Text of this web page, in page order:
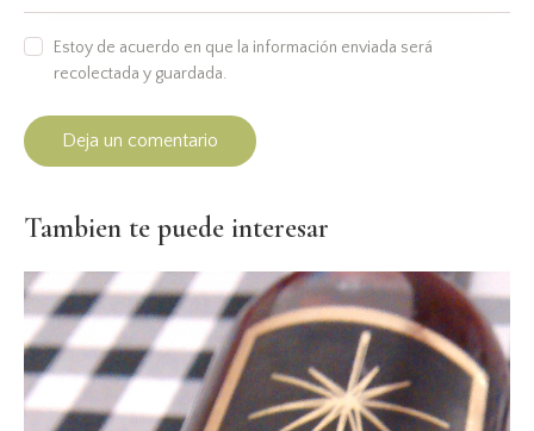
Estoy de acuerdo en que la información enviada será
recolectada y guardada.
Tambien te puede interesar